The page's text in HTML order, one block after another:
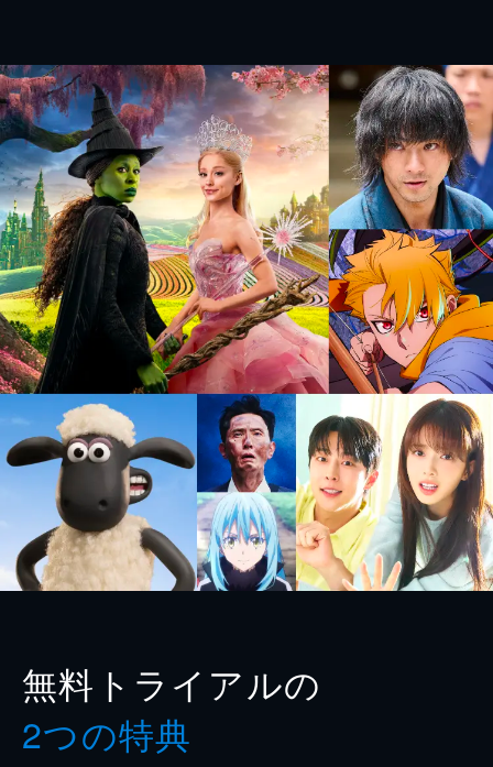
無料トライアルの
2つの特典